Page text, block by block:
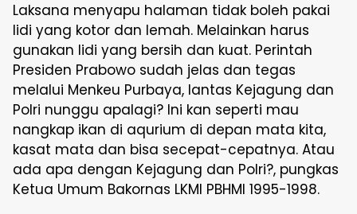
Laksana menyapu halaman tidak boleh pakai
lidi yang kotor dan lemah. Melainkan harus
gunakan lidi yang bersih dan kuat. Perintah
Presiden Prabowo sudah jelas dan tegas
melalui Menkeu Purbaya, lantas Kejagung dan
Polri nunggu apalagi? Ini kan seperti mau
nangkap ikan di aqurium di depan mata kita,
kasat mata dan bisa secepat-cepatnya. Atau
ada apa dengan Kejagung dan Polri?, pungkas
Ketua Umum Bakornas LKMI PBHMI 1995-1998.